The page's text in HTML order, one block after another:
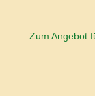
Zum Angebot